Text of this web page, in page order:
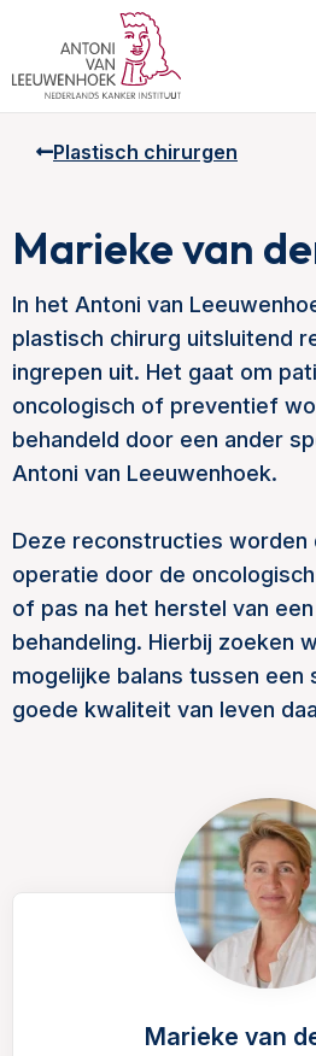
Plastisch chirurgen
Marieke van
In het Antoni van
plastisch chirurg uitsluitend
ingrepen uit. Het gaat om
oncologisch of preventief
behandeld door een ander
Antoni van Leeuwenhoek.
Deze reconstructies worden
operatie door de
of pas na het herstel van
behandeling. Hierbij zoeken
mogelijke balans tussen een
goede kwaliteit van leven
Marieke van